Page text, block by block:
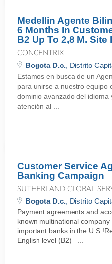
Medellin Agente
6 Months In
B2 Up To 2,8 M. Site
CONCENTRIX
Bogota D.c., Distrito
Estamos en busca de un
para unirse a nuestro equipo
dominio avanzado del idioma
atención al ...
Customer Service
Banking Campaign
SUTHERLAND GLOBAL
Bogota D.c., Distrito
Payment agreements and
known multinational
important banks in the
English level (B2)– ...